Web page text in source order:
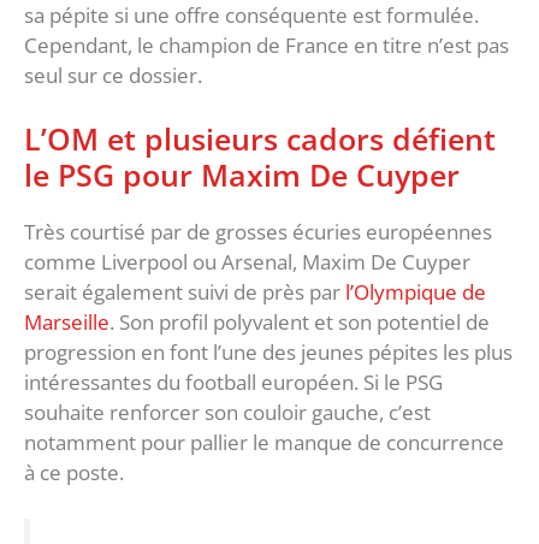
sa pépite si une offre conséquente est formulée.
Cependant, le champion de France en titre n’est pas
seul sur ce dossier.
L’OM et plusieurs cadors défient
le PSG pour Maxim De Cuyper
Très courtisé par de grosses écuries européennes
comme Liverpool ou Arsenal, Maxim De Cuyper
serait également suivi de près par l’Olympique de
Marseille. Son profil polyvalent et son potentiel de
progression en font l’une des jeunes pépites les plus
intéressantes du football européen. Si le PSG
souhaite renforcer son couloir gauche, c’est
notamment pour pallier le manque de concurrence
à ce poste.